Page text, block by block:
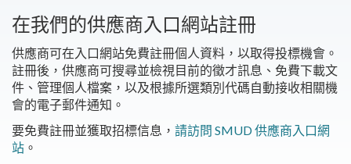
在我們的供應商入口網站註冊
供應商可在入口網站免費註冊個人資料，以取得投標機會。
註冊後，供應商可搜尋並檢視目前的徵才訊息、免費下載文
件、管理個人檔案，以及根據所選類別代碼自動接收相關機
會的電子郵件通知。
要免費註冊並獲取招標信息， 請訪問 SMUD 供應商入口網
站 。